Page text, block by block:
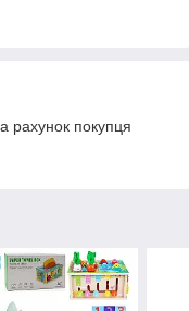
рахунок покупця